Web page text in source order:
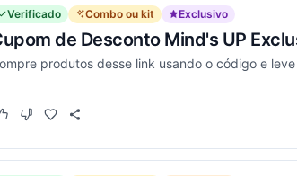
Verificado Combo ou kit Exclusivo
de Desconto Mind's UP
produtos desse link usando o código e
cupom funcionou
Este cupom não funcionou